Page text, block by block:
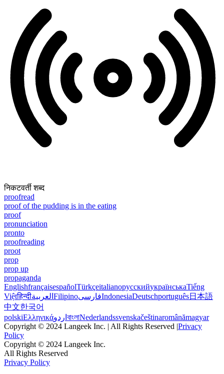
निकटवर्ती शब्द
proofread
proof of the pudding is in the eating
proof
pronunciation
pronto
proofreading
proot
prop
prop up
propaganda
EnglishfrançaisespañolTürkçeitalianoрусскийукраїнськаTiếng
Việtहिन्दीالعربية FilipinoفارسیIndonesiaDeutschportuguês日本語
中文한국어
polskiΕλληνικάاردو বাংলাNederlandssvenskačeštinaromânămagyar
Copyright © 2024 Langeek Inc. | All Rights Reserved |Privacy
Policy
Copyright © 2024 Langeek Inc.
All Rights Reserved
Privacy Policy